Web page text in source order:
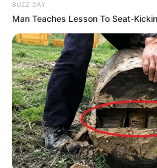
BUZZ DAY
Man Teaches Lesson To Seat-